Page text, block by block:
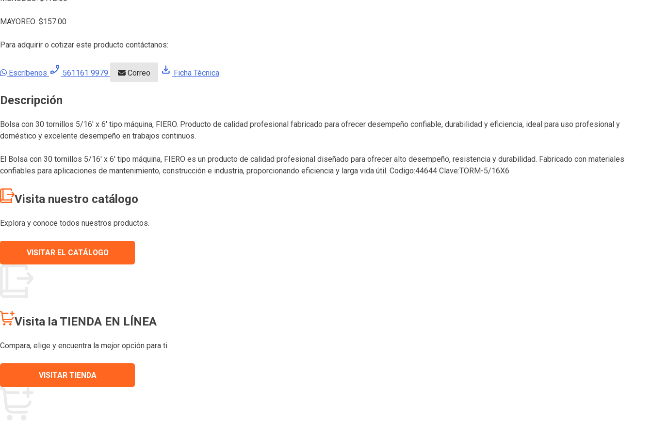
MAYOREO: $157.00
Para adquirir o cotizar este producto contáctanos:
Escríbenos phone_enabled 561161 9979 Correo download Ficha Técnica
Descripción
Bolsa con 30 tornillos 5/16′ x 6′ tipo máquina, FIERO. Producto de calidad profesional fabricado para ofrecer desempeño confiable, durabilidad y eficiencia, ideal para uso profesional y
doméstico y excelente desempeño en trabajos continuos.
El Bolsa con 30 tornillos 5/16′ x 6′ tipo máquina, FIERO es un producto de calidad profesional diseñado para ofrecer alto desempeño, resistencia y durabilidad. Fabricado con materiales
confiables para aplicaciones de mantenimiento, construcción e industria, proporcionando eficiencia y larga vida útil. Codigo:44644 Clave:TORM-5/16X6
Visita nuestro catálogo
Explora y conoce todos nuestros productos.
VISITAR EL CATÁLOGO
Visita la TIENDA EN LÍNEA
Compara, elige y encuentra la mejor opción para ti.
VISITAR TIENDA